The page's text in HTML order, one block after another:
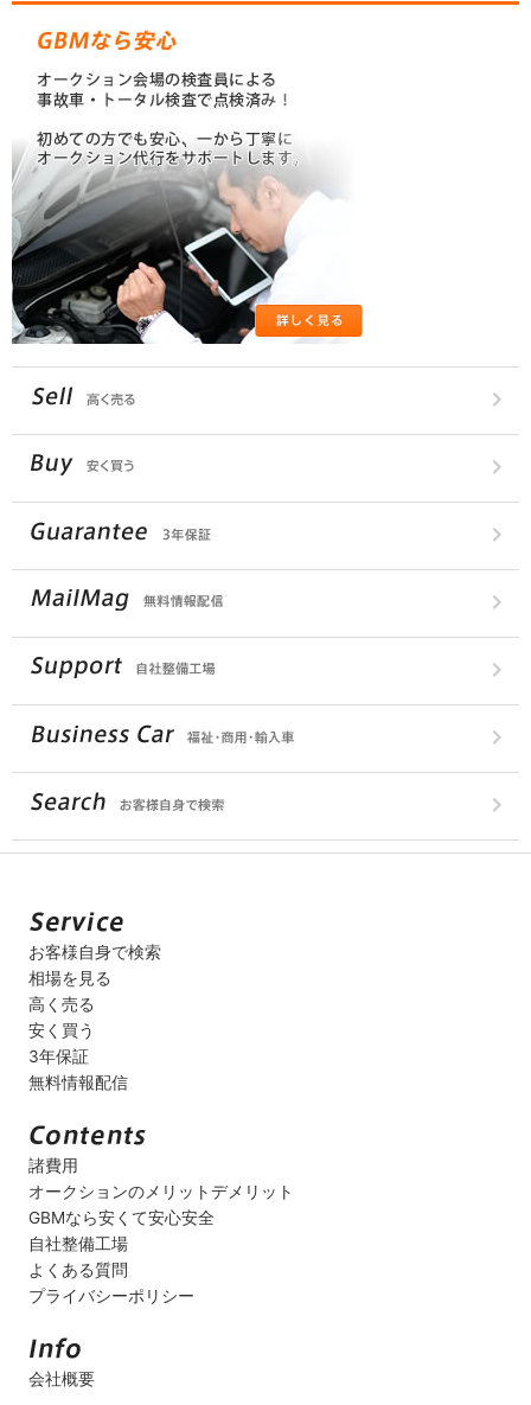
お客様自身で検索
相場を見る
高く売る
安く買う
3年保証
無料情報配信
諸費用
オークションのメリットデメリット
GBMなら安くて安心安全
自社整備工場
よくある質問
プライバシーポリシー
会社概要